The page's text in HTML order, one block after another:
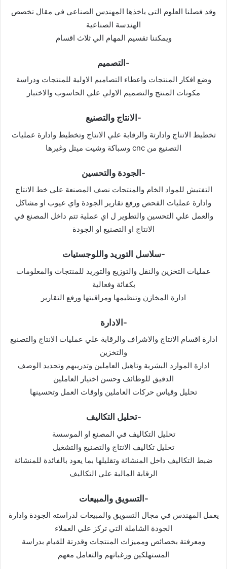
وقد فصلنا العلوم التي ياخذها المهندس الصناعي في مقال تخصص
الهندسة الصناعية
ويمكننا تقسيم المهام الي ثلاث اقسام
-التصميم
وضع افكار المنتجات واعطاء التصاميم الاولية للمنتجات ودراسة
مكونات المنتج والتصميم الاولي علي الحاسوب والاختبار
-الانتاج والتصنيع
تخطيط الاتناج وادارتة والرقابة علي الانتاج وتخطيط وادارة عمليات
التصنيع من cnc وسباكة وشيت ميتل وغيرها
-الجودة والتحسين
التفتيش للمواد الخام والمنتجات نصف المصنعة علي خط الانتاج
وادارة عمليات الفحص ورفع تقارير الجودة واي عيوب او مشاكل
والعمل علي التحسين والتطوير ل اي عملية تتم داخل المصنع في
الانتاج او التصنيع او الجودة
-سلاسل التوريد واللوجستيات
عمليات التخزين والنقل والتوزيع والتوريد للمنتجات والمعلومات
بكفائة وفعالية
ادارة المخازن وتنظيمها ومراقبتها ورفع التقارير
-الادارة
ادارة اقسام الانتاج والاشراف والرقابة علي عمليات الانتاج والتصنيع
والتخزين
ادارة الموارد البشرية وتاهيل العاملين وتدريبهم وتحديد الوصف
الدقيق للوظائف وحسن اختيار العاملين
تحليل وقياس حركات العاملين واوقات العمل وتحسينها
-تحليل التكاليف
تحليل التكاليف في المصنع او الموسسة
تحليل تكاليف الانتاج والتصنيع والتشغيل
ضبط التكاليف داخل المنشائة وتقليلها بما يعود بالفائدة للمنشائة
الرقابة المالية علي التكاليف
-التسويق والمبيعات
يعمل المهندس في مجال التسويق والمبيعات لدراسته الجودة وادارة
الجودة الشاملة التي تركز علي العملاء
ومعرفتة بخصائص ومميزات المنتجات وقدرتة للقيام بدراسة
المستهلكين ورغباتهم والتعامل معهم